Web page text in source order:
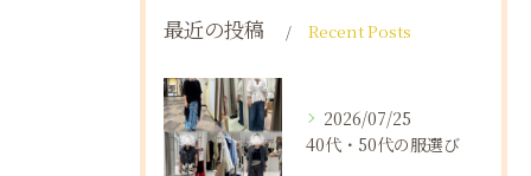
最近の投稿 Recent Posts
2026/07/25
40代・50代の服選び